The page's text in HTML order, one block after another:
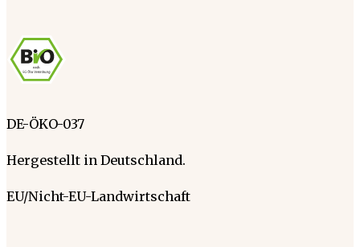
DE-ÖKO-037
Hergestellt in Deutschland.
EU/Nicht-EU-Landwirtschaft